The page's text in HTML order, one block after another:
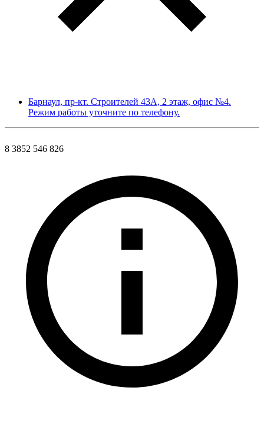
Барнаул, пр-кт. Строителей 43А, 2 этаж, офис №4.
Режим работы уточните по телефону.
8 3852 546 826